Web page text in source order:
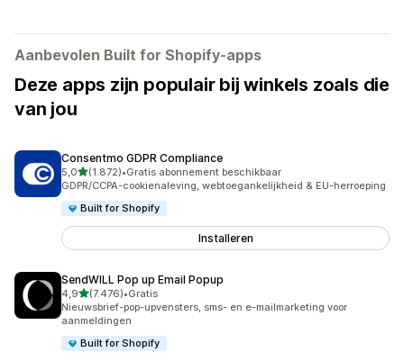
Aanbevolen Built for Shopify-apps
Deze apps zijn populair bij winkels zoals die
van jou
Consentmo GDPR Compliance
5,0van 5 sterren
(1.872)
1872 recensies in totaal
•Gratis abonnement beschikbaar
GDPR/CCPA-cookienaleving, webtoegankelijkheid & EU-herroeping
Built for Shopify
Installeren
SendWILL Pop up Email Popup
4,9van 5 sterren
(7.476)
7476 recensies in totaal
•Gratis
Nieuwsbrief-pop-upvensters, sms- en e-mailmarketing voor
aanmeldingen
Built for Shopify